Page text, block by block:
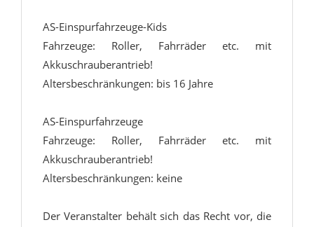
AS-Einspurfahrzeuge-Kids
Fahrzeuge: Roller, Fahrräder etc. mit
Akkuschrauberantrieb!
Altersbeschränkungen: bis 16 Jahre
AS-Einspurfahrzeuge
Fahrzeuge: Roller, Fahrräder etc. mit
Akkuschrauberantrieb!
Altersbeschränkungen: keine
Der Veranstalter behält sich das Recht vor, die